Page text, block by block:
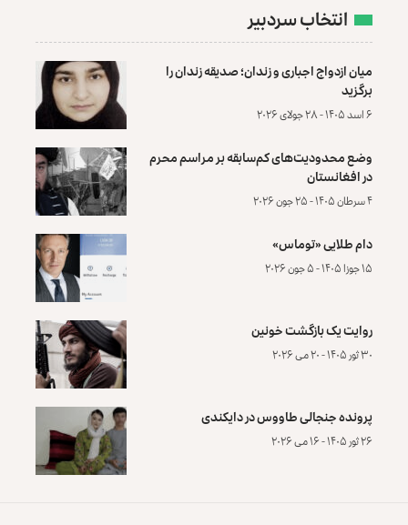
انتخاب سردبیر
میان ازدواج اجباری و زندان؛ صدیقه زندان را
برگزید
۶ اسد ۱۴۰۵ - ۲۸ جولای ۲۰۲۶
وضع محدودیت‌های کم‌سابقه بر مراسم محرم
در افغانستان
۴ سرطان ۱۴۰۵ - ۲۵ جون ۲۰۲۶
دام طلایی «توماس»
۱۵ جوزا ۱۴۰۵ - ۵ جون ۲۰۲۶
روایت یک بازگشت خونین
۳۰ ثور ۱۴۰۵ - ۲۰ می ۲۰۲۶
پرونده‌ جنجالی طاووس در دایکندی
۲۶ ثور ۱۴۰۵ - ۱۶ می ۲۰۲۶